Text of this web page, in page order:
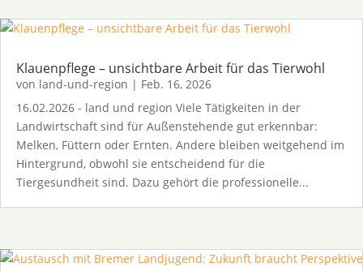
Klauenpflege – unsichtbare Arbeit für das Tierwohl
von land-und-region | Feb. 16, 2026
16.02.2026 - land und region Viele Tätigkeiten in der
Landwirtschaft sind für Außenstehende gut erkennbar:
Melken, Füttern oder Ernten. Andere bleiben weitgehend im
Hintergrund, obwohl sie entscheidend für die
Tiergesundheit sind. Dazu gehört die professionelle...